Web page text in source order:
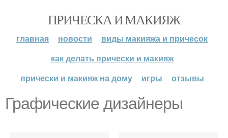
ПРИЧЕСКА И МАКИЯЖ
главная новости
виды макияжа и причесок
как делать прически и макияж
прически и макияж на дому
игры отзывы
Графические дизайнеры